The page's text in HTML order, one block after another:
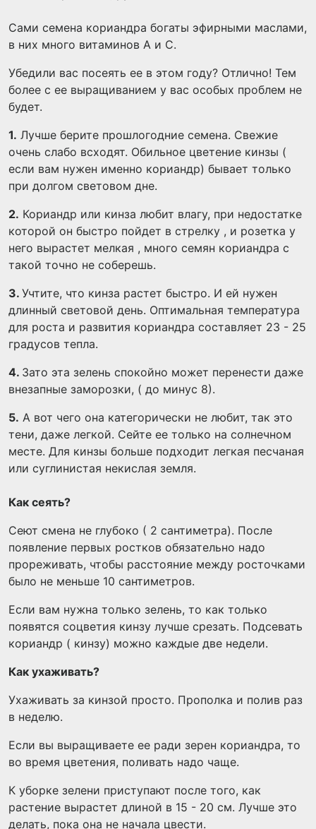
Сами семена кориандра богаты эфирными маслами,
в них много витаминов А и С.
Убедили вас посеять ее в этом году? Отлично! Тем
более с ее выращиванием у вас особых проблем не
будет.
1. Лучше берите прошлогодние семена. Свежие
очень слабо всходят. Обильное цветение кинзы (
если вам нужен именно кориандр) бывает только
при долгом световом дне.
2. Кориандр или кинза любит влагу, при недостатке
которой он быстро пойдет в стрелку , и розетка у
него вырастет мелкая , много семян кориандра с
такой точно не соберешь.
3. Учтите, что кинза растет быстро. И ей нужен
длинный световой день. Оптимальная температура
для роста и развития кориандра составляет 23 - 25
градусов тепла.
4. Зато эта зелень спокойно может перенести даже
внезапные заморозки, ( до минус 8).
5. А вот чего она категорически не любит, так это
тени, даже легкой. Сейте ее только на солнечном
месте. Для кинзы больше подходит легкая песчаная
или суглинистая некислая земля.
Как сеять?
Сеют смена не глубоко ( 2 сантиметра). После
появление первых ростков обязательно надо
прореживать, чтобы расстояние между росточками
было не меньше 10 сантиметров.
Если вам нужна только зелень, то как только
появятся соцветия кинзу лучше срезать. Подсевать
кориандр ( кинзу) можно каждые две недели.
Как ухаживать?
Ухаживать за кинзой просто. Прополка и полив раз
в неделю.
Если вы выращиваете ее ради зерен кориандра, то
во время цветения, поливать надо чаще.
К уборке зелени приступают после того, как
растение вырастет длиной в 15 - 20 см. Лучше это
делать, пока она не начала цвести.